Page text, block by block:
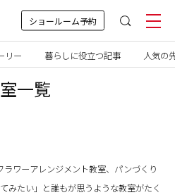
ショールーム予約
一覧
ワーアレンジメント教室、パンづくり
みたい」と誰もが思うような教室がたく
リー 暮らしに役立つ記事 人気の